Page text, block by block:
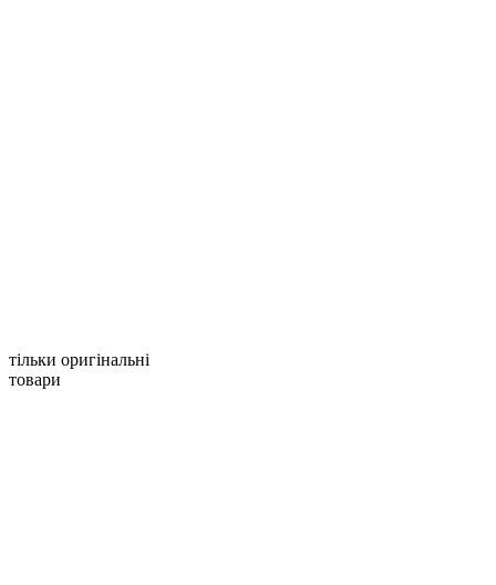
тільки оригінальні
товари